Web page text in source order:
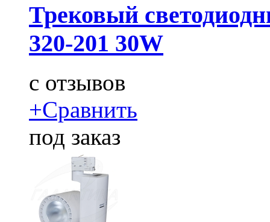
Трековый
320-201 30W
c отзывов
+Сравнить
под заказ